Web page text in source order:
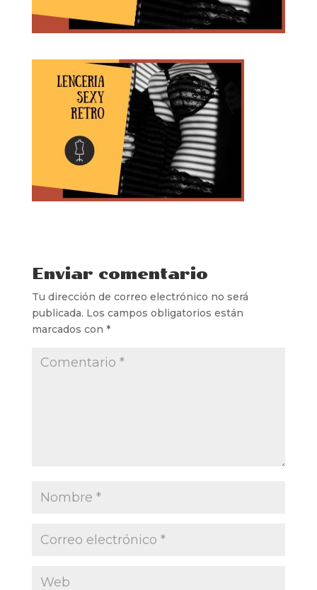
Enviar comentario
Tu dirección de correo electrónico no será
publicada. Los campos obligatorios están
marcados con *